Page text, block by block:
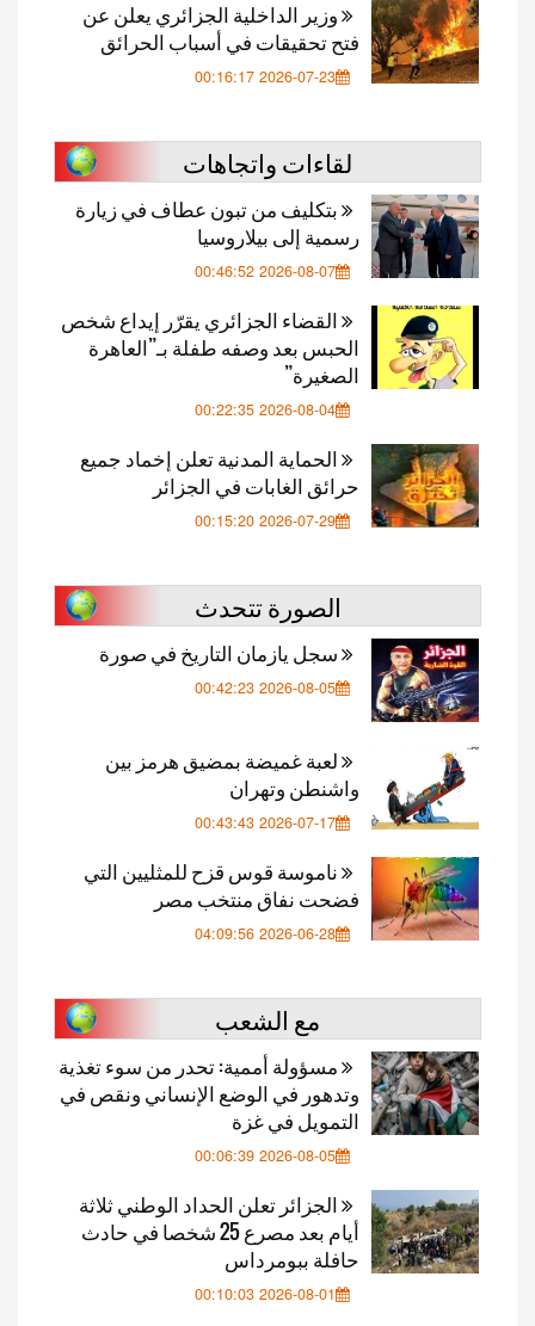
وزير الداخلية الجزائري يعلن عن
فتح تحقيقات في أسباب الحرائق
2026-07-23 00:16:17
لقاءات واتجاهات
بتكليف من تبون عطاف في زيارة
رسمية إلى بيلاروسيا
2026-08-07 00:46:52
القضاء الجزائري يقرّر إيداع شخص
الحبس بعد وصفه طفلة بـ”العاهرة
الصغيرة”
2026-08-04 00:22:35
الحماية المدنية تعلن إخماد جميع
حرائق الغابات في الجزائر
2026-07-29 00:15:20
الصورة تتحدث
سجل يازمان التاريخ في صورة
2026-08-05 00:42:23
لعبة غميضة بمضيق هرمز بين
واشنطن وتهران
2026-07-17 00:43:43
ناموسة قوس قزح للمثليين التي
فضحت نفاق منتخب مصر
2026-06-28 04:09:56
مع الشعب
مسؤولة أممية: تحدر من سوء تغذية
وتدهور في الوضع الإنساني ونقص في
التمويل في غزة
2026-08-05 00:06:39
الجزائر تعلن الحداد الوطني ثلاثة
أيام بعد مصرع 25 شخصا في حادث
حافلة ببومرداس
2026-08-01 00:10:03